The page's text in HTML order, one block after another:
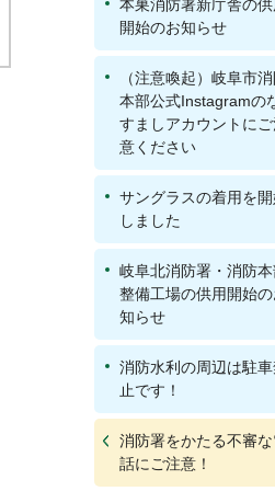
本巣消防署新庁舎の供
開始のお知らせ
（注意喚起）岐阜市
本部公式Instagramの
すましアカウントにご
意ください
サングラスの着用を
しました
岐阜北消防署・消防
整備工場の供用開始の
知らせ
消防水利の周辺は駐車
止です！
消防署をかたる不審
話にご注意！